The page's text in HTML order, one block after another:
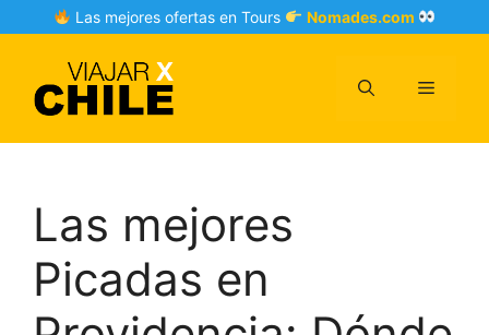
to
Las mejores ofertas en Tours Nomades.com
Menu
Las mejores
Picadas en